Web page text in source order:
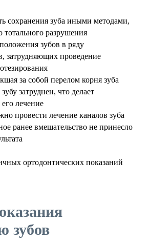
сохранения зуба иными методами,
тотального разрушения
зубов в ряду
затрудняющих проведение
за собой перелом корня зуба
затруднен, что делает
лечение
провести лечение каналов зуба
ранее вмешательство не принесло
ортодонтических показаний
зубов